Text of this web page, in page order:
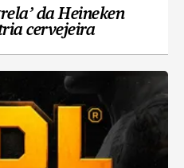
da Heineken
cervejeira